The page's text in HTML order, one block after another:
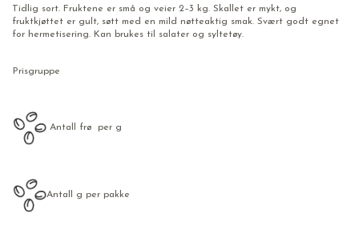
Tidlig sort. Fruktene er små og veier 2–3 kg. Skallet er mykt, og
fruktkjøttet er gult, søtt med en mild nøtteaktig smak. Svært godt egnet
for hermetisering. Kan brukes til salater og syltetøy.
Prisgruppe
Antall frø per g
Antall g per pakke